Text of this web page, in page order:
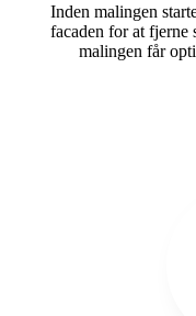
Inden malingen
facaden for at fjerne
malingen får